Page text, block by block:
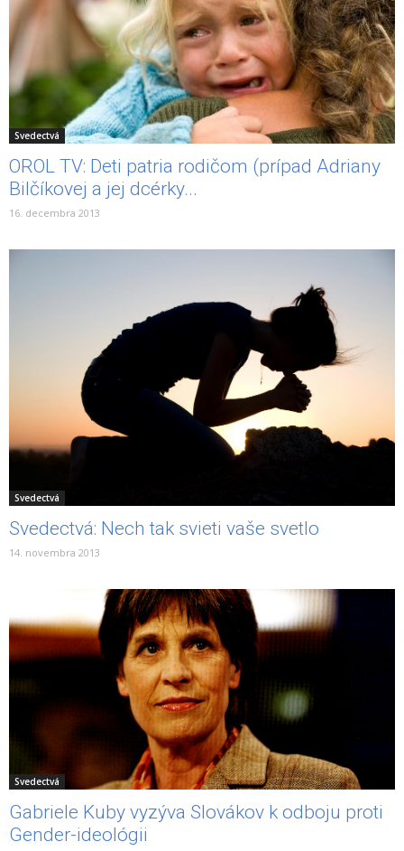
Svedectvá
OROL TV: Deti patria rodičom (prípad Adriany
Bilčíkovej a jej dcérky...
16. decembra 2013
Svedectvá
Svedectvá: Nech tak svieti vaše svetlo
14. novembra 2013
Svedectvá
Gabriele Kuby vyzýva Slovákov k odboju proti
Gender-ideológii